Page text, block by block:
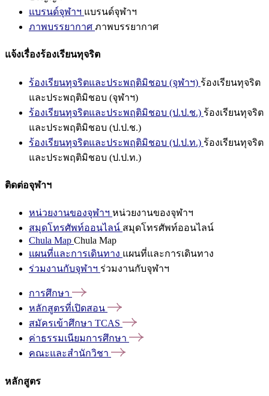
แบรนด์จุฬาฯ แบรนด์จุฬาฯ
ภาพบรรยากาศ ภาพบรรยากาศ
แจ้งเรื่องร้องเรียนทุจริต
ร้องเรียนทุจริตและประพฤติมิชอบ (จุฬาฯ) ร้องเรียนทุจริต
และประพฤติมิชอบ (จุฬาฯ)
ร้องเรียนทุจริตและประพฤติมิชอบ (ป.ป.ช.) ร้องเรียนทุจริต
และประพฤติมิชอบ (ป.ป.ช.)
ร้องเรียนทุจริตและประพฤติมิชอบ (ป.ป.ท.) ร้องเรียนทุจริต
และประพฤติมิชอบ (ป.ป.ท.)
ติดต่อจุฬาฯ
หน่วยงานของจุฬาฯ หน่วยงานของจุฬาฯ
สมุดโทรศัพท์ออนไลน์ สมุดโทรศัพท์ออนไลน์
Chula Map Chula Map
แผนที่และการเดินทาง แผนที่และการเดินทาง
ร่วมงานกับจุฬาฯ ร่วมงานกับจุฬาฯ
การศึกษา
หลักสูตรที่เปิดสอน
สมัครเข้าศึกษา TCAS
ค่าธรรมเนียมการศึกษา
คณะและสำนักวิชา
หลักสูตร